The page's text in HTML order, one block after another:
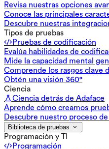
Revisa nuestras opciones
Conoce las principales
Descubre nuestras
Tipos de pruebas
Pruebas de codificación
Evalúa habilidades de
Mide la capacidad mental
Comprende los rasgos clave
Obtén una visión 360°
Ciencia
Ciencia detrás de Adaface
Aprende cómo creamos
Descubre nuestro proceso
Biblioteca de pruebas
Programación y TI
Programación